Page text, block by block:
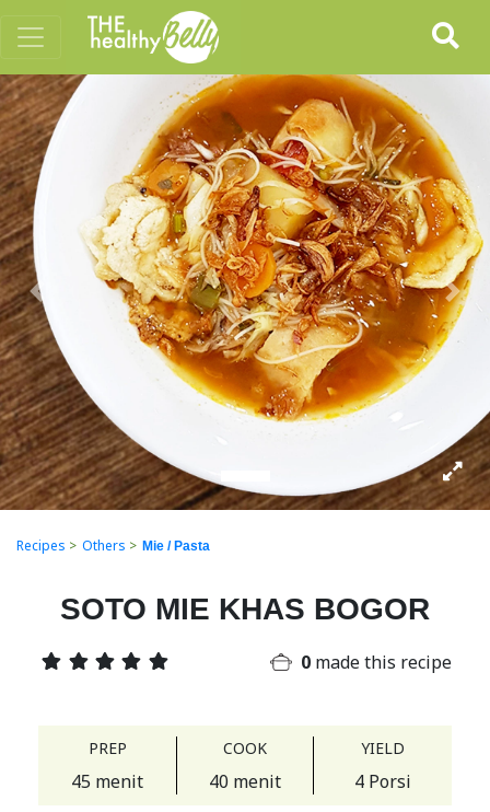
Previous Next
Recipes > Others > Mie / Pasta
SOTO MIE KHAS BOGOR
0 made this recipe
PREP
45 menit
COOK
40 menit
YIELD
4 Porsi